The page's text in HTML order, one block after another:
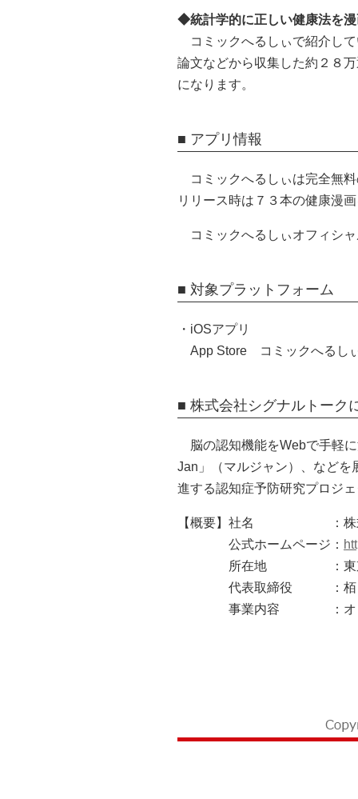
◆統計学的に正しい健康法を
コミックへるしぃで紹介し
論文などから収集した約２８
になります。
■ アプリ情報
コミックへるしぃは完全無
リリース時は７３本の健康漫
コミックへるしぃオフィ
■ 対象プラットフォーム
・iOSアプリ
App Store コミックへる
■ 株式会社シグナルトーク
脳の認知機能をWebで手軽
Jan」（マルジャン）、などを
進する認知症予防研究プロジ
【概要】 社名
：
公式ホームページ ：
所在地
：
代表取締役
：
事業内容
：